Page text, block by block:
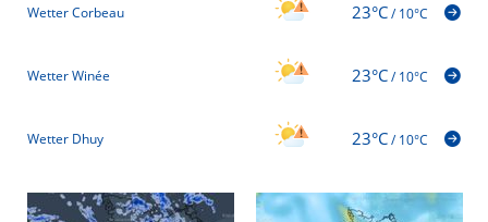
Wetter Corbeau 23°C/10°C
Wetter Winée 23°C/10°C
Wetter Dhuy 23°C/10°C